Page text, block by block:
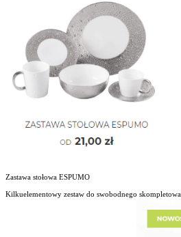
Zastawa stołowa ESPUMO
Kilkuelementowy zestaw do swobodnego